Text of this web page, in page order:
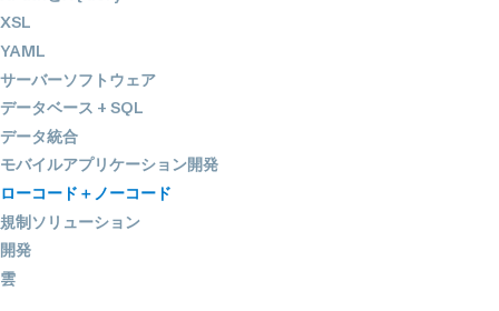
XSL
YAML
サーバーソフトウェア
データベース + SQL
データ統合
モバイルアプリケーション開発
ローコード＋ノーコード
規制ソリューション
開発
雲